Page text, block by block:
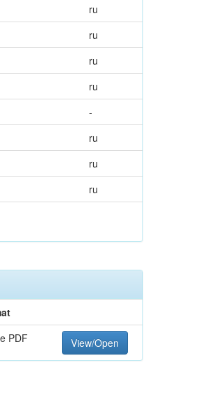
ru
ru
ru
ru
-
ru
ru
ru
PDF View/Open